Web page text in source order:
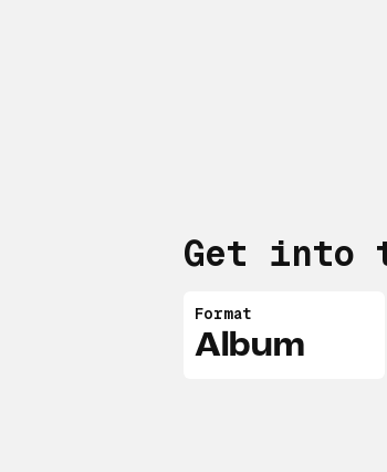
Get into
Format
Album